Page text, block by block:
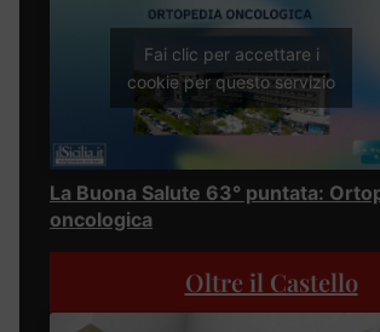
Fai clic per accettare i
cookie per questo servizio
La Buona Salute 63° puntata:
oncologica
Oltre il Castello